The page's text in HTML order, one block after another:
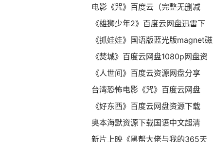
电影《咒》百度云（完整无删减
《雄狮少年2》百度云网盘迅雷下
《抓娃娃》国语版蓝光版magnet磁
《焚城》百度云网盘1080p网盘资
《人世间》百度云资源网盘分享
台湾恐怖电影《咒》百度云网盘
《好东西》百度云网盘资源下载
奥本海默资源下载国语中文超清
新片上映《黑帮大佬与我的365天